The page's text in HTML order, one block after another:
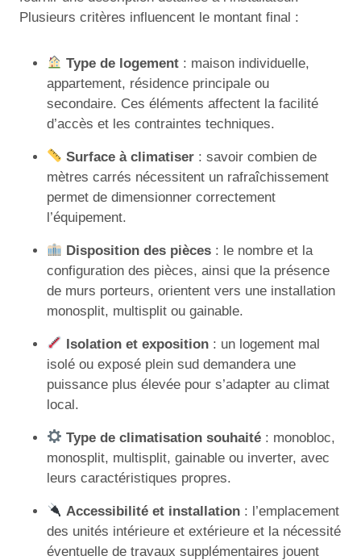
Plusieurs critères influencent le montant final :
Type de logement : maison individuelle,
appartement, résidence principale ou
secondaire. Ces éléments affectent la facilité
d’accès et les contraintes techniques.
Surface à climatiser : savoir combien de
mètres carrés nécessitent un rafraîchissement
permet de dimensionner correctement
l’équipement.
Disposition des pièces : le nombre et la
configuration des pièces, ainsi que la présence
de murs porteurs, orientent vers une installation
monosplit, multisplit ou gainable.
Isolation et exposition : un logement mal
isolé ou exposé plein sud demandera une
puissance plus élevée pour s’adapter au climat
local.
Type de climatisation souhaité : monobloc,
monosplit, multisplit, gainable ou inverter, avec
leurs caractéristiques propres.
Accessibilité et installation : l’emplacement
des unités intérieure et extérieure et la nécessité
éventuelle de travaux supplémentaires jouent